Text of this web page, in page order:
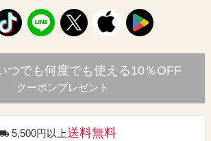
つでも何度でも使える10％OFF
クーポンプレゼント
5,500円以上送料無料